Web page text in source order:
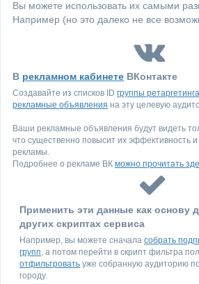
Вы можете использовать их самыми
Например (но это далеко не все
В рекламном кабинете ВКонтакте
Создавайте из списков ID группы ретаргетинга
рекламные объявления на эту целевую
Ваши рекламные объявления будут видеть
что существенно повысит их эффективность
рекламы.
Подробнее о рекламе ВК можно прочитать
Применить эти данные как основу
других скриптах сервиса
Например, вы можете сначала собрать
групп, а потом перейти в скрипт фильтра
отфильтровать уже собранную аудиторию
городу.